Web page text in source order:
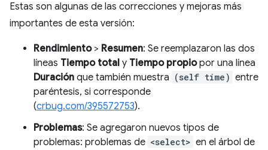
Estas son algunas de las correcciones y mejoras más
importantes de esta versión:
Rendimiento> Resumen: Se reemplazaron las dos
líneas Tiempo total y Tiempo propiopor una línea
Duración que también muestra (self time) entre
paréntesis, si corresponde
(crbug.com/395572753).
Problemas: Se agregaron nuevos tipos de
problemas: problemas de <select> en el árbol de